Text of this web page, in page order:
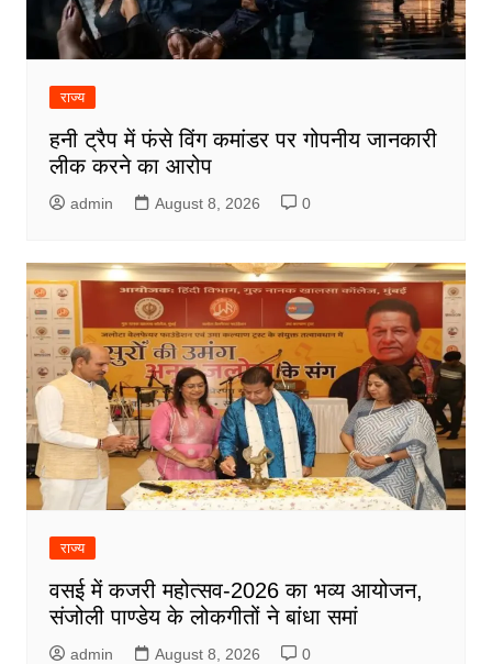
राज्य
हनी ट्रैप में फंसे विंग कमांडर पर गोपनीय जानकारी
लीक करने का आरोप
admin August 8, 2026 0
राज्य
वसई में कजरी महोत्सव-2026 का भव्य आयोजन,
संजोली पाण्डेय के लोकगीतों ने बांधा समां
admin August 8, 2026 0